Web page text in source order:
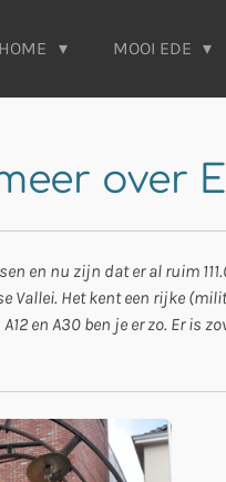
HOME MOOI EDE
over
en nu zijn dat er al ruim
Vallei. Het kent een rijke
en A30 ben je er zo. Er is